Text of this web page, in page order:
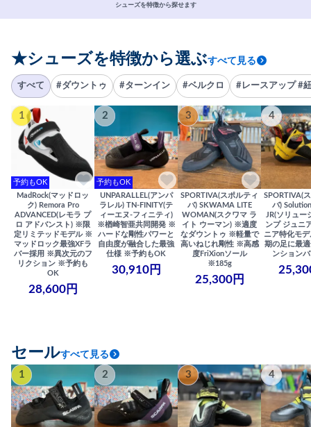
シューズを特徴から探せます
★シューズを特徴から選ぶすべて見る
すべて #ダウントゥ #ターンイン #ベルクロ #レースアップ #
1
予約もOK
MadRock(マッドロッ
ク) Remora Pro
ADVANCED(レモラ プ
ロ アドバンスト) ※限
定リミテッドモデル ※
マッドロック最強XFラ
バー採用 ※異次元のフ
リクション ※予約も
OK
28,600円
2
予約もOK
UNPARALLEL(アンパ
ラレル) TN-FINITY(テ
ィーエヌ-フィニティ)
※楢崎智亜共同開発 ※
ハードな剛性パワーと
自由度が融合した最強
仕様 ※予約もOK
30,910円
3
SPORTIVA(スポルティ
バ) SKWAMA LITE
WOMAN(スクワマ ラ
イト ウーマン) ※適度
なダウントゥ ※軽量で
高いねじれ剛性 ※高感
度FriXionソール
※185g
25,300円
4
SPORTIVA(
バ)
JR(ソリュー
ンプ ジュニ
ニア特化モ
期の足に最
ンション
セールすべて見る
1 2 3 4